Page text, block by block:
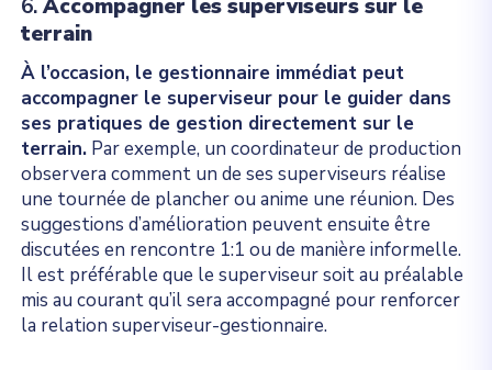
6.Accompagner les superviseurs sur le
terrain
À l’occasion, le gestionnaire immédiat peut
accompagner le superviseur pour le guider dans
ses pratiques de gestion directement sur le
terrain. Par exemple, un coordinateur de production
observera comment un de ses superviseurs réalise
une tournée de plancher ou anime une réunion. Des
suggestions d’amélioration peuvent ensuite être
discutées en rencontre 1:1 ou de manière informelle.
Il est préférable que le superviseur soit au préalable
mis au courant qu’il sera accompagné pour renforcer
la relation superviseur-gestionnaire.